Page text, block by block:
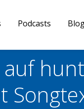
Podcasts